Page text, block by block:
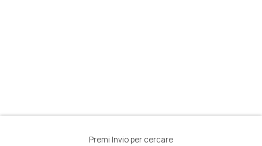
Premi Invio per cercare